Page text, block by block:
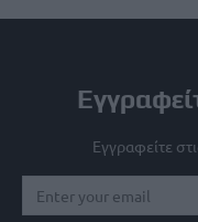
Εγγραφείτε